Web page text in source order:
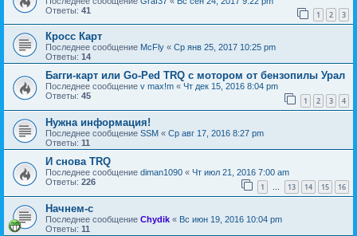
Ответы: 41 1 2 3
Кросс Карт
Последнее сообщение McFly « Ср янв 25, 2017 10:25 pm
Ответы: 14
Багги-карт или Go-Ped TRQ c мотором от бензопилы Урал
Последнее сообщение v max!m « Чт дек 15, 2016 8:04 pm
Ответы: 45 1 2 3 4
Нужна информация!
Последнее сообщение SSM « Ср авг 17, 2016 8:27 pm
Ответы: 11
И снова TRQ
Последнее сообщение diman1090 « Чт июл 21, 2016 7:00 am
Ответы: 226 1 … 13 14 15 16
Начнем-с
Последнее сообщение Chydik « Вс июн 19, 2016 10:04 pm
Ответы: 11